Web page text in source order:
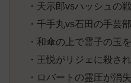
・天示郎vsハッシュの
・千手丸vs石田の手芸
・和傘の上で霊子の玉
・王悦がリジェに殺さ
・ロバートの霊圧が消